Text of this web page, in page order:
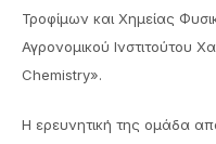
Τροφίμων και Χημείας
Αγρονομικού Ινστιτούτου
Chemistry».
Η ερευνητική της ομάδα